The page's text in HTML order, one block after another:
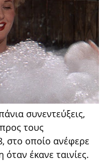
συνεντεύξεις,
τους
στο οποίο ανέφερε
όταν έκανε ταινίες.